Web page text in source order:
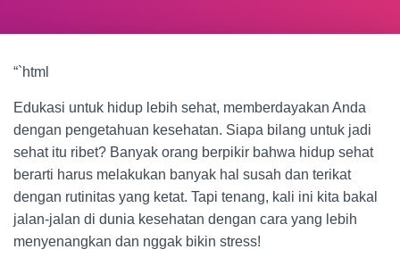
“`html
Edukasi untuk hidup lebih sehat, memberdayakan Anda
dengan pengetahuan kesehatan. Siapa bilang untuk jadi
sehat itu ribet? Banyak orang berpikir bahwa hidup sehat
berarti harus melakukan banyak hal susah dan terikat
dengan rutinitas yang ketat. Tapi tenang, kali ini kita bakal
jalan-jalan di dunia kesehatan dengan cara yang lebih
menyenangkan dan nggak bikin stress!